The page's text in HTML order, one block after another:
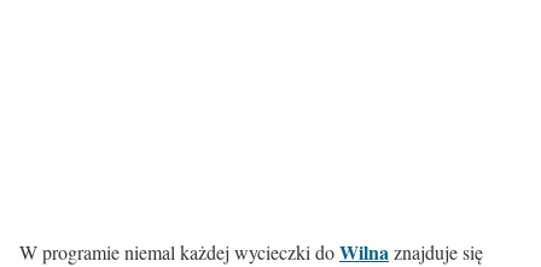
W programie niemal każdej wycieczki doWilnaznajduje się